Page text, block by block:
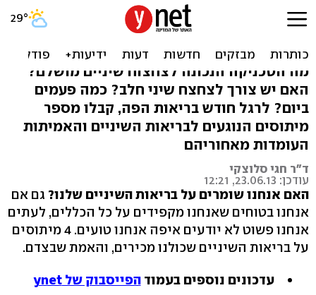
יש צורך לצחצח שיני חלב?
מיתוסים של השן
מה הטכניקה הנכונה לצחצוח שיניים מושלם?
האם יש צורך לצחצח שיני חלב? כמה פעמים
ביום? לרגל חודש בריאות הפה, קבלו מספר
מיתוסים הנוגעים לבריאות השיניים והאמיתות
העומדות מאחוריהם
ד"ר חגי סלוצקי
עודכן: 23.06.13, 12:21
האם אנחנו שומרים על בריאות השיניים שלנו? גם אם
אנחנו בטוחים שאנחנו מקפידים על כל הכללים, לעתים
אנחנו פשוט לא יודעים איפה אנחנו טועים. 4 מיתוסים
על בריאות השיניים שכולנו מכירים, והאמת שבצדם.
עדכונים נוספים בעמודהפייסבוק של ynet